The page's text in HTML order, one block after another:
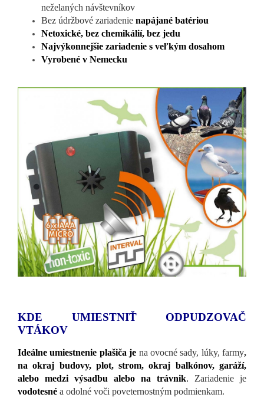
neželaných návštevníkov
Bez údržbové zariadenie napájané batériou
Netoxické, bez chemikálií, bez jedu
Najvýkonnejšie zariadenie s veľkým dosahom
Vyrobené v Nemecku
KDE UMIESTNIŤ ODPUDZOVAČ
VTÁKOV
Ideálne umiestnenie plašiča je na ovocné sady, lúky, farmy,
na okraj budovy, plot, strom, okraj balkónov, garáží,
alebo medzi výsadbu alebo na trávnik. Zariadenie je
vodotesné a odolné voči poveternostným podmienkam.